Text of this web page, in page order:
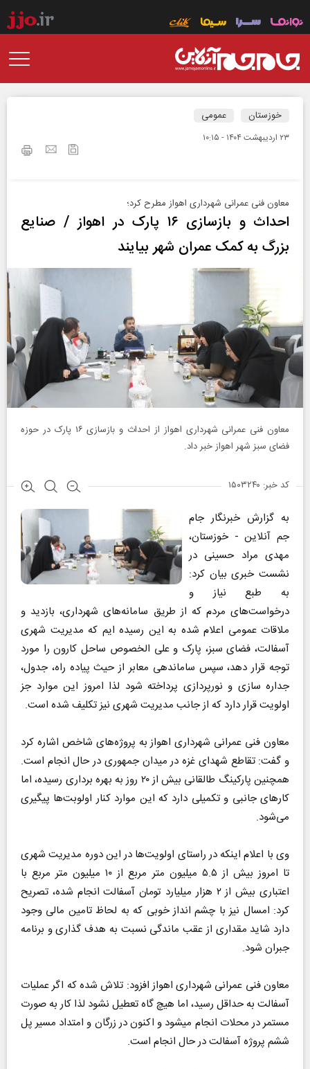
خوزستان عمومی
۲۳ ارديبهشت ۱۴۰۴ - ۱۰:۱۵
معاون فنی عمرانی شهرداری اهواز مطرح کرد؛
احداث و بازسازی ۱۶ پارک در اهواز / صنایع
بزرگ به کمک عمران شهر بیایند
معاون فنی عمرانی شهرداری اهواز از احداث و بازسازی ۱۶ پارک در حوزه
فضای سبز شهر اهواز خبر داد.
کد خبر: ۱۵۰۳۲۴۰
به گزارش خبرنگار جام
جم آنلاین - خوزستان،
مهدی مراد حسینی در
نشست خبری بیان کرد:
به طبع نیاز و
درخواست‌های مردم که از طریق سامانه‌های شهرداری، بازدید و
ملاقات عمومی اعلام شده به این رسیده ایم که مدیریت شهری
آسفالت، فضای سبز، پارک و علی الخصوص ساحل کارون را مورد
توجه قرار دهد، سپس ساماندهی معابر از حیث پیاده راه، جدول،
جداره سازی و نورپردازی پرداخته شود لذا امروز این موارد جز
اولویت قرار دارد که از جانب مدیریت شهری نیز تکلیف شده است.
معاون فنی عمرانی شهرداری اهواز به پروژه‌های شاخص اشاره کرد
و گفت: تقاطع شهدای غزه در میدان جمهوری در حال انجام است.
همچنین پارکینگ طالقانی بیش از ۲۰ روز به بهره برداری رسیده، اما
کار‌های جانبی و تکمیلی دارد که این موارد کنار اولوبت‌ها پیگیری
می‌شود.
وی با اعلام اینکه در راستای اولویت‌ها در این دوره مدیریت شهری
تا امروز بیش از ۵.۵ میلیون متر مربع از ۱۰ میلیون متر مربع با
اعتباری بیش از ۲ هزار میلیارد تومان آسفالت انجام شده، تصریح
کرد: امسال نیز با چشم انداز خوبی که به لحاظ تامین مالی وجود
دارد شاید مقداری از عقب ماندگی نسبت به هدف گذاری و برنامه
جبران شود.
معاون فنی عمرانی شهرداری اهواز افزود: تلاش شده که اگر عملیات
آسفالت به حداقل رسید، اما هیچ گاه تعطیل نشود لذا کار به صورت
مستمر در محلات انجام میشود و اکنون در زرگان و امتداد مسیر پل
ششم پروژه آسفالت در حال انجام است.